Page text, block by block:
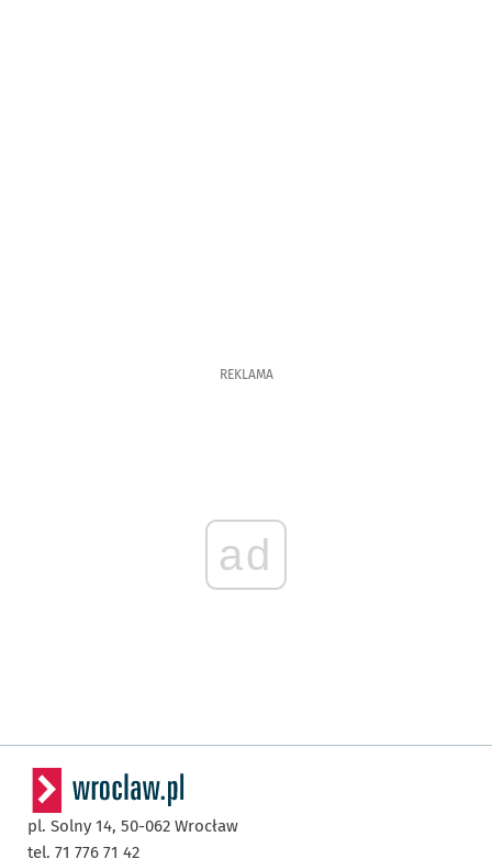
REKLAMA
ad
pl. Solny 14, 50-062 Wrocław
tel. 71 776 71 42